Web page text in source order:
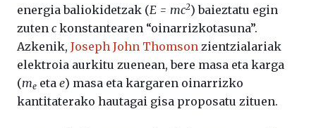
energia baliokidetzak (E = mc2) baieztatu egin
zuten c konstantearen “oinarrizkotasuna”.
Azkenik, Joseph John Thomson zientzialariak
elektroia aurkitu zuenean, bere masa eta karga
(me eta e) masa eta kargaren oinarrizko
kantitaterako hautagai gisa proposatu zituen.